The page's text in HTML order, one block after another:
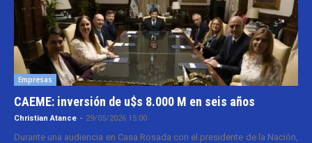
Empresas
CAEME: inversión de u$s 8.000 M en seis años
Christian Atance - 29/05/2026 15:00
Durante una audiencia en Casa Rosada con el presidente de la Nación,